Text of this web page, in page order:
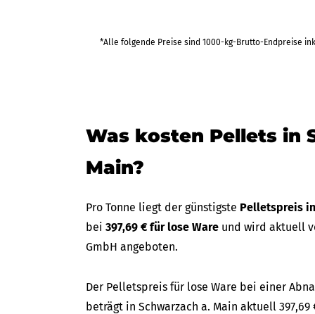
*Alle folgende Preise sind 1000-kg-Brutto-Endpreise
Was kosten Pellets in
Main?
Pro Tonne liegt der günstigste Pelletspreis
bei 397,69 € für lose Ware und wird aktuell
GmbH angeboten.
Der Pelletspreis für lose Ware bei einer
beträgt in Schwarzach a. Main aktuell 397,69